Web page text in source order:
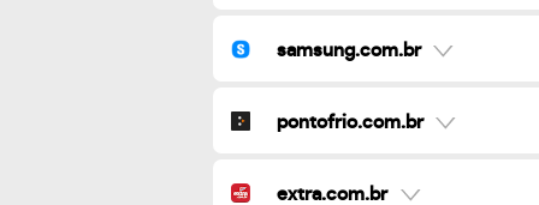
samsung.com.br
pontofrio.com.br
extra.com.br